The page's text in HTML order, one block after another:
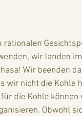
rationalen
wir landen
Wir beenden
wir nicht die Kohle
die Kohle können
Obwohl